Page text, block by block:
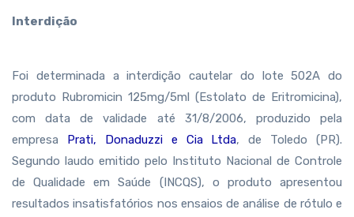
Interdição
Foi determinada a interdição cautelar do lote 502A do
produto Rubromicin 125mg/5ml (Estolato de Eritromicina),
com data de validade até 31/8/2006, produzido pela
empresa Prati, Donaduzzi e Cia Ltda, de Toledo (PR).
Segundo laudo emitido pelo Instituto Nacional de Controle
de Qualidade em Saúde (INCQS), o produto apresentou
resultados insatisfatórios nos ensaios de análise de rótulo e